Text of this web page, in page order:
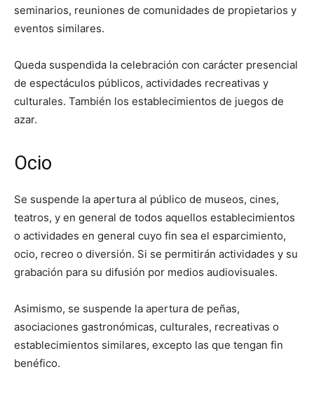
seminarios, reuniones de comunidades de propietarios y
eventos similares.
Queda suspendida la celebración con carácter presencial
de espectáculos públicos, actividades recreativas y
culturales. También los establecimientos de juegos de
azar.
Ocio
Se suspende la apertura al público de museos, cines,
teatros, y en general de todos aquellos establecimientos
o actividades en general cuyo fin sea el esparcimiento,
ocio, recreo o diversión. Si se permitirán actividades y su
grabación para su difusión por medios audiovisuales.
Asimismo, se suspende la apertura de peñas,
asociaciones gastronómicas, culturales, recreativas o
establecimientos similares, excepto las que tengan fin
benéfico.